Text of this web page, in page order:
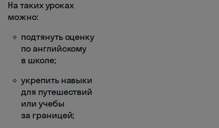
На таких уроках
можно:
подтянуть оценку
по английскому
в школе;
укрепить навыки
для путешествий
или учебы
за границей;